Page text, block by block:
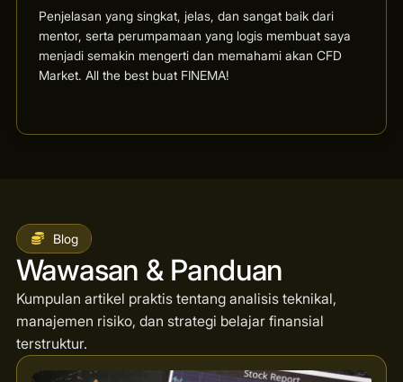
Penjelasan yang singkat, jelas, dan sangat baik dari
mentor, serta perumpamaan yang logis membuat saya
menjadi semakin mengerti dan memahami akan CFD
Market. All the best buat FINEMA!
Blog
Wawasan & Panduan
Kumpulan artikel praktis tentang analisis teknikal,
manajemen risiko, dan strategi belajar finansial
terstruktur.